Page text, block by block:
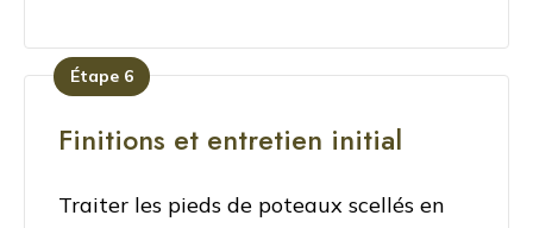
Étape 6
Finitions et entretien initial
Traiter les pieds de poteaux scellés en